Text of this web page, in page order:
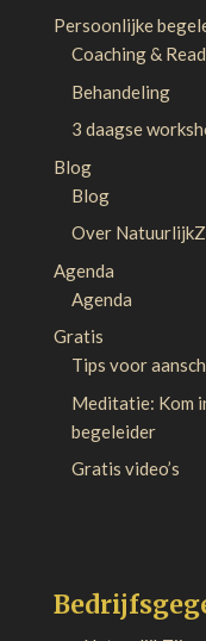
Persoonlijke
Coaching &
Behandeling
3 daagse
Blog
Blog
Over
Agenda
Agenda
Gratis
Tips voor
Meditatie: Kom
begeleider
Gratis video’s